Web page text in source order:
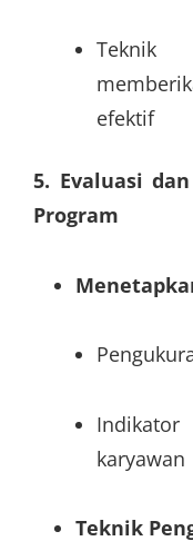
Teknik
efektif
5. Evaluasi
Program
Indikator
karyawan
Teknik